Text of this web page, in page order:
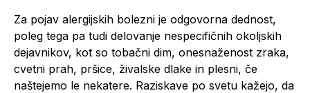
Za pojav alergijskih bolezni je odgovorna dednost,
poleg tega pa tudi delovanje nespecifičnih okoljskih
dejavnikov, kot so tobačni dim, onesnaženost zraka,
cvetni prah, pršice, živalske dlake in plesni, če
naštejemo le nekatere. Raziskave po svetu kažejo, da